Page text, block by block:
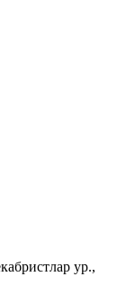
ур.,